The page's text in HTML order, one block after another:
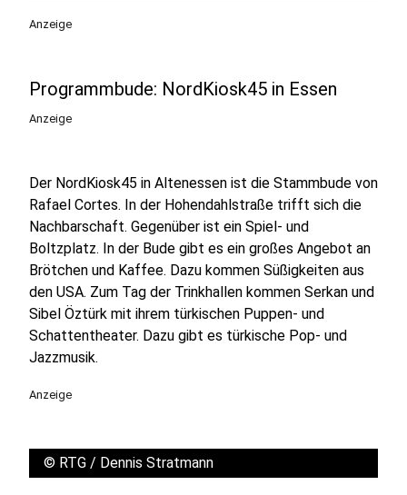
Anzeige
Programmbude: NordKiosk45 in Essen
Anzeige
Der NordKiosk45 in Altenessen ist die Stammbude von
Rafael Cortes. In der Hohendahlstraße trifft sich die
Nachbarschaft. Gegenüber ist ein Spiel- und
Boltzplatz. In der Bude gibt es ein großes Angebot an
Brötchen und Kaffee. Dazu kommen Süßigkeiten aus
den USA. Zum Tag der Trinkhallen kommen Serkan und
Sibel Öztürk mit ihrem türkischen Puppen- und
Schattentheater. Dazu gibt es türkische Pop- und
Jazzmusik.
Anzeige
© RTG / Dennis Stratmann